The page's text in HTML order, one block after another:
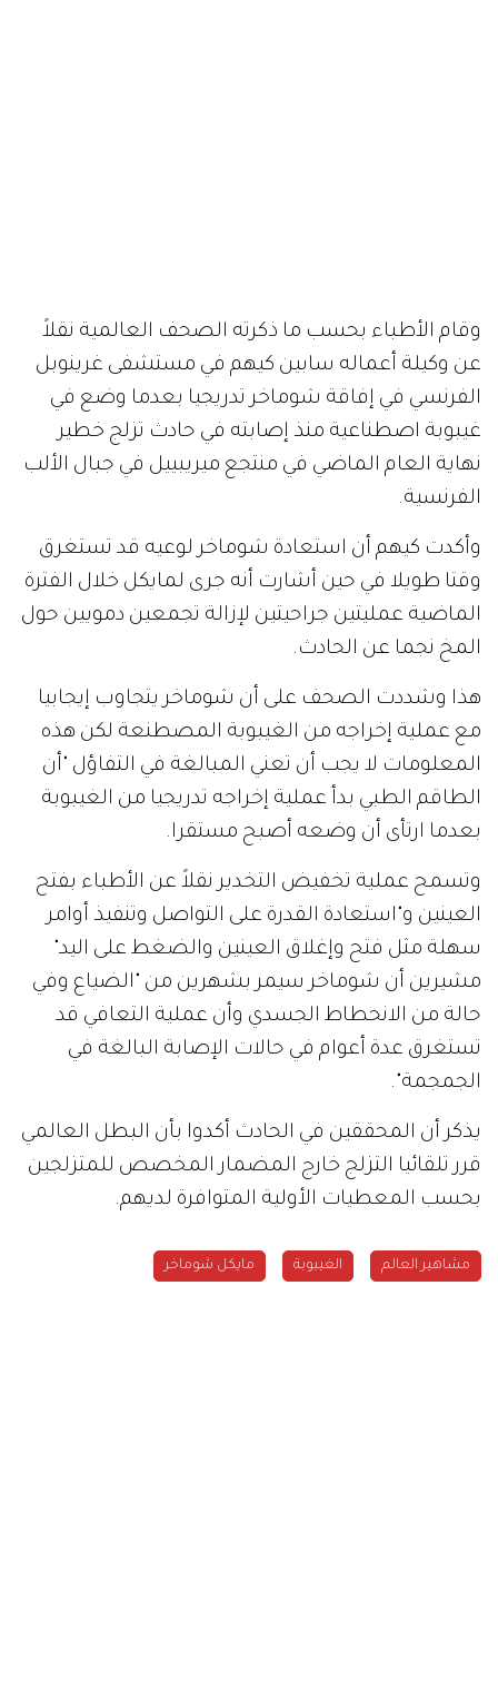
وقام الأطباء بحسب ما ذكرته الصحف العالمية نقلاً
عن وكيلة أعماله سابين كيهم في مستشفى غرينوبل
الفرنسي في إفاقة شوماخر تدريجيا بعدما وضع في
غيبوبة اصطناعية منذ إصابته في حادث تزلج خطير
نهاية العام الماضي في منتجع ميريبييل في جبال الألب
الفرنسية.
وأكدت كيهم أن استعادة شوماخر لوعيه قد تستغرق
وقتا طويلا في حين أشارت أنه جرى لمايكل خلال الفترة
الماضية عمليتين جراحيتين لإزالة تجمعين دمويين حول
المخ نجما عن الحادث.
هذا وشددت الصحف على أن شوماخر يتجاوب إيجابيا
مع عملية إخراجه من الغيبوبة المصطنعة لكن هذه
المعلومات لا يجب أن تعني المبالغة في التفاؤل "أن
الطاقم الطبي بدأ عملية إخراجه تدريجيا من الغيبوبة
بعدما ارتأى أن وضعه أصبح مستقرا.
وتسمح عملية تخفيض التخدير نقلاً عن الأطباء بفتح
العينين و"استعادة القدرة على التواصل وتنفيذ أوامر
سهلة مثل فتح وإغلاق العينين والضغط على اليد"
مشيرين أن شوماخر سيمر بشهرين من "الضياع وفي
حالة من الانحطاط الجسدي وأن عملية التعافي قد
تستغرق عدة أعوام في حالات الإصابة البالغة في
الجمجمة".
يذكر أن المحققين في الحادث أكدوا بأن البطل العالمي
قرر تلقائيا التزلج خارج المضمار المخصص للمتزلجين
بحسب المعطيات الأولية المتوافرة لديهم.
مشاهير العالم الغيبوبة مايكل شوماخر